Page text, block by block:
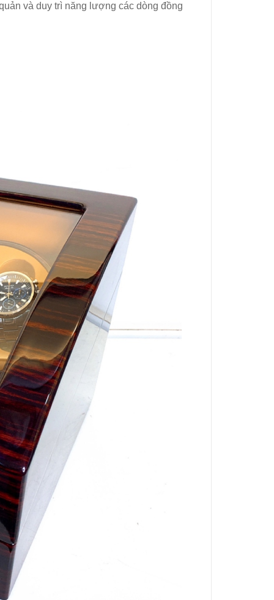
và duy trì năng lượng các dòng đồng